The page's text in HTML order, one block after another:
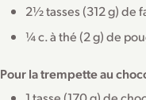
2½ tasses (312 g) de
¼ c. à thé (2 g) de
Pour la trempette au